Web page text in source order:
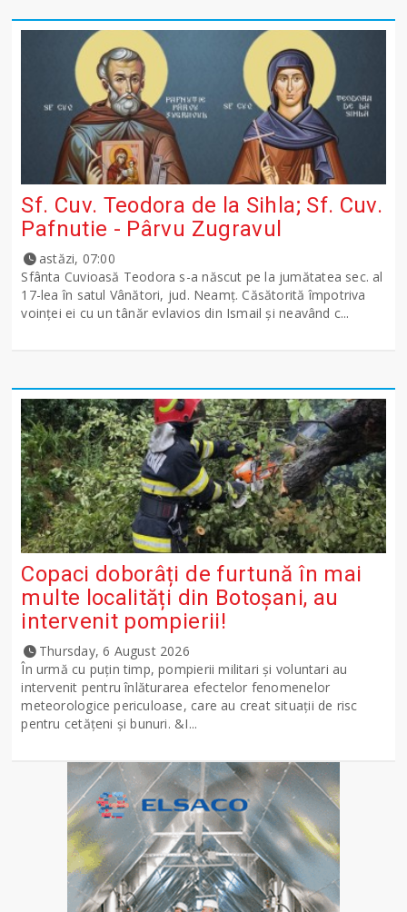
Sf. Cuv. Teodora de la Sihla; Sf. Cuv.
Pafnutie - Pârvu Zugravul
astăzi, 07:00
Sfânta Cuvioasă Teodora s-a născut pe la jumătatea sec. al
17-lea în satul Vânători, jud. Neamţ. Căsătorită împotriva
voinţei ei cu un tânăr evlavios din Ismail şi neavând c...
Copaci doborâți de furtună în mai
multe localități din Botoșani, au
intervenit pompierii!
Thursday, 6 August 2026
În urmă cu puțin timp, pompierii militari și voluntari au
intervenit pentru înlăturarea efectelor fenomenelor
meteorologice periculoase, care au creat situații de risc
pentru cetățeni și bunuri. &I...